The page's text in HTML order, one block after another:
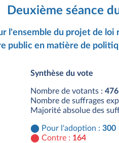
Deuxième séance
l'ensemble du projet de
public en matière de
Synthèse du vote
Nombre de votants : 476
Nombre de suffrages
Majorité absolue des
Pour l'adoption : 300
Contre : 164